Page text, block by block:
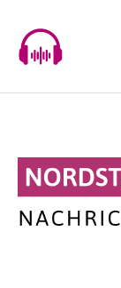
content